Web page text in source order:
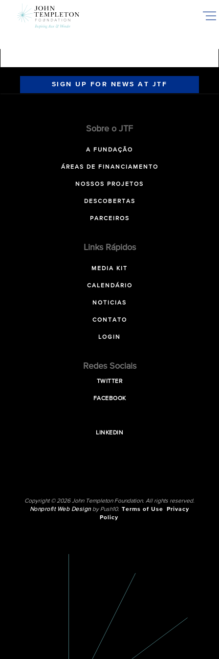
SIGN UP FOR NEWS AT JTF
Sobre o JTF
A FUNDAÇÃO
ÁREAS DE FINANCIAMENTO
NOSSOS PROJETOS
DESCOBERTAS
PARCEIROS
Links Rápidos
MEDIA KIT
CALENDÁRIO
NOTICIAS
CONTATO
LOGIN
Redes Sociais
TWITTER
FACEBOOK
LINKEDIN
Copyright © 2026 John Templeton Foundation. All rights reserved.
Nonprofit Web Designby Push10. Terms of Use
Privacy
Policy